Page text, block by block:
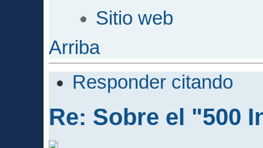
Sitio web
Arriba
Responder citando
Re: Sobre el "500